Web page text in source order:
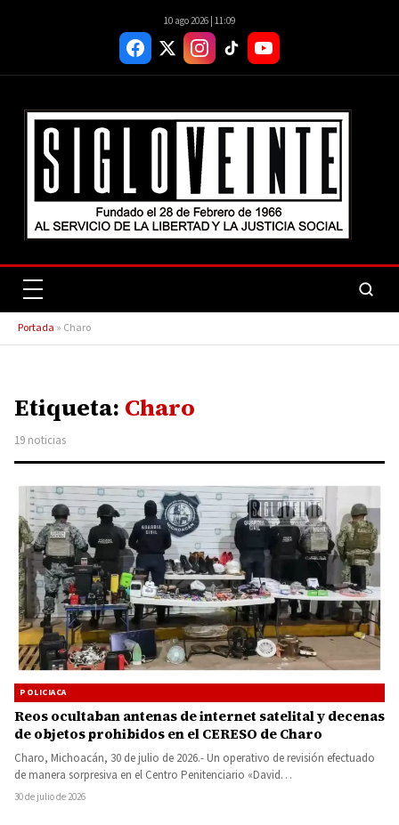
10 ago 2026 | 11:09
Portada » Charo
Etiqueta: Charo
19 noticias
POLICIACA
Reos ocultaban antenas de internet satelital y decenas
de objetos prohibidos en el CERESO de Charo
Charo, Michoacán, 30 de julio de 2026.- Un operativo de revisión efectuado
de manera sorpresiva en el Centro Penitenciario «David…
30 de julio de 2026